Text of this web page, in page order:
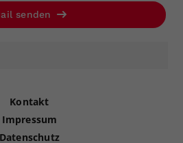
senden
Kontakt
Impressum
Datenschutz